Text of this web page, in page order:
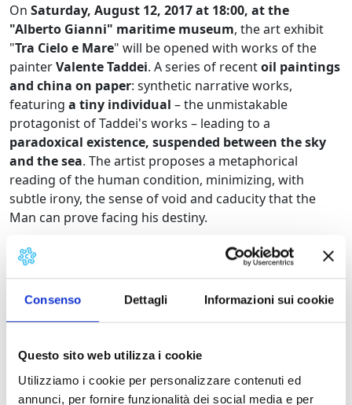
Consenso Dettagli Informazioni sui cookie
Questo sito web utilizza i cookie
Utilizziamo i cookie per personalizzare contenuti ed
annunci, per fornire funzionalità dei social media e per
On Saturday, August 12, 2017 at 18:00, at the
"Alberto Gianni" maritime museum, the art exhibit
"Tra Cielo e Mare" will be opened with works of the
painterValente Taddei. A series of recentoil paintings
and china on paper: synthetic narrative works,
featuring a tiny individual – the unmistakable
protagonist of Taddei's works – leading to a
paradoxical existence, suspended between the sky
and the sea. The artist proposes a metaphorical
reading of the human condition, minimizing, with
subtle irony, the sense of void and caducity that the
Man can prove facing his destiny.
Born in Viareggio in 1964, Valente Taddeihas an
intense curriculum with numerous solo and collective
exhibitions both in Italy and abroad. He has produced
Editore, Viareggio, Giulio Einaudi Editore, Turin, Alberto
Gaffi Editore, Rome) and for CDs, magazines (News
Lavazza, Cfr :), and for websites. In 2008 he realized